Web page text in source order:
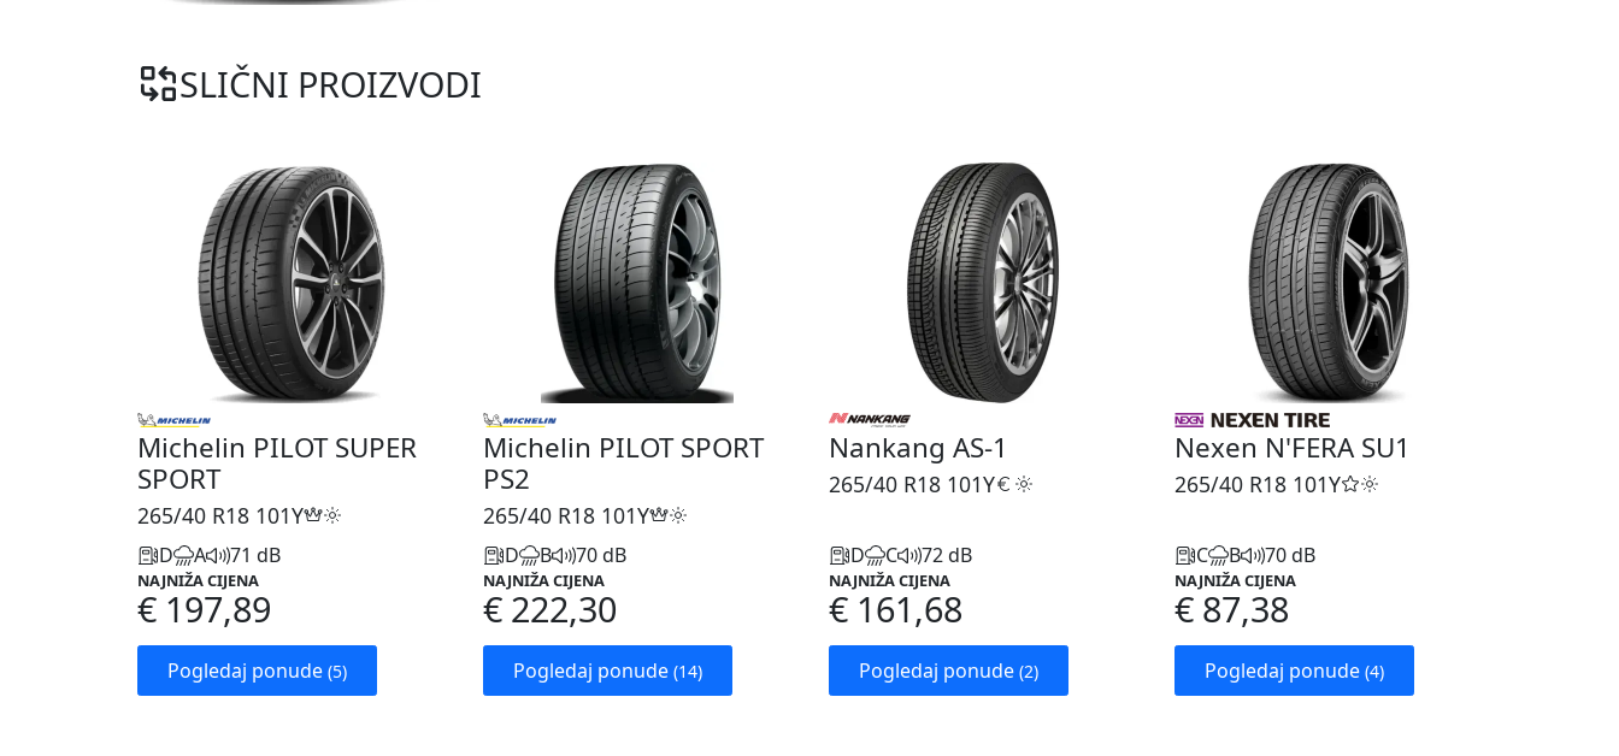
SLIČNI PROIZVODI
Michelin PILOT SUPER
SPORT
265/40 R18 101Y
D A 71 dB
NAJNIŽA CIJENA
€ 197,89
Pogledaj ponude (5)
Michelin PILOT SPORT
PS2
265/40 R18 101Y
D B 70 dB
NAJNIŽA CIJENA
€ 222,30
Pogledaj ponude (14)
Nankang AS-1
265/40 R18 101Y
D C 72 dB
NAJNIŽA CIJENA
€ 161,68
Pogledaj ponude (2)
Nexen N'FERA SU1
265/40 R18 101Y
C B 70 dB
NAJNIŽA CIJENA
€ 87,38
Pogledaj ponude (4)